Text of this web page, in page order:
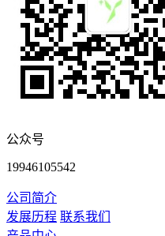
公众号
19946105542
公司简介
发展历程 联系我们